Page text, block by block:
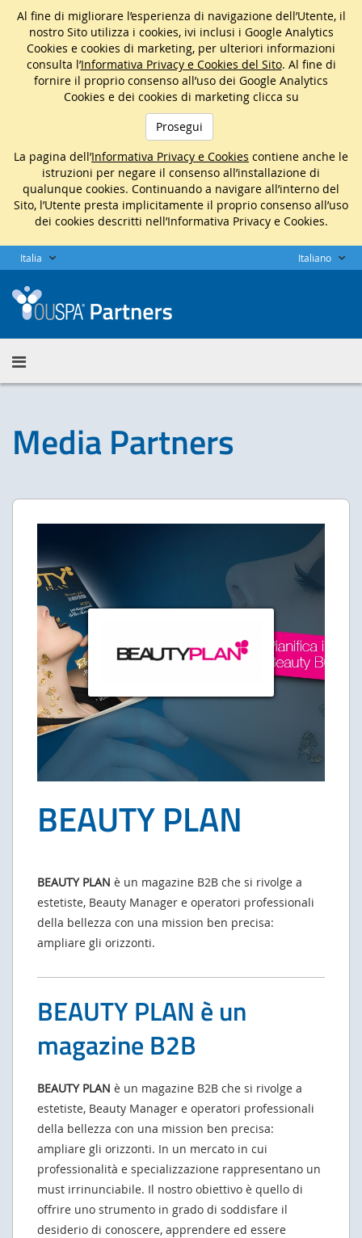
Al fine di migliorare l’esperienza di navigazione dell’Utente, il
nostro Sito utilizza i cookies, ivi inclusi i Google Analytics
Cookies e cookies di marketing, per ulteriori informazioni
consulta l’Informativa Privacy e Cookies del Sito. Al fine di
fornire il proprio consenso all’uso dei Google Analytics
Cookies e dei cookies di marketing clicca su
Prosegui
La pagina dell’Informativa Privacy e Cookies contiene anche le
istruzioni per negare il consenso all’installazione di
qualunque cookies. Continuando a navigare all’interno del
Sito, l’Utente presta implicitamente il proprio consenso all’uso
dei cookies descritti nell’Informativa Privacy e Cookies.
Italia Italiano
Media Partners
BEAUTY PLAN
BEAUTY PLAN è un magazine B2B che si rivolge a
estetiste, Beauty Manager e operatori professionali
della bellezza con una mission ben precisa:
ampliare gli orizzonti.
BEAUTY PLAN è un
magazine B2B
BEAUTY PLAN è un magazine B2B che si rivolge a
estetiste, Beauty Manager e operatori professionali
della bellezza con una mission ben precisa:
ampliare gli orizzonti. In un mercato in cui
professionalità e specializzazione rappresentano un
must irrinunciabile. Il nostro obiettivo è quello di
offrire uno strumento in grado di soddisfare il
desiderio di conoscere, apprendere ed essere